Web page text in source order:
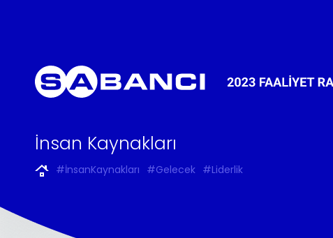
İnsan Kaynakları
#İnsanKaynakları #Gelecek #Liderlik